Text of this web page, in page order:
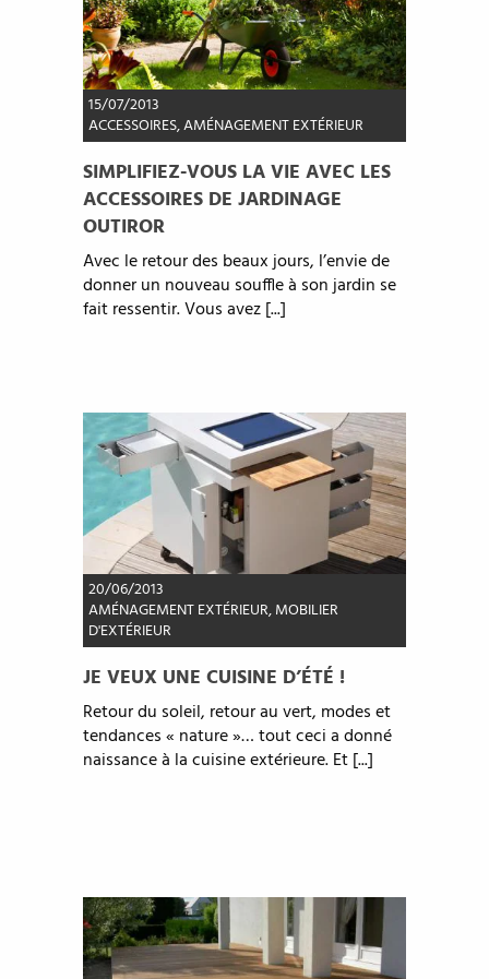
15/07/2013
ACCESSOIRES,AMÉNAGEMENT EXTÉRIEUR
SIMPLIFIEZ-VOUS LA VIE AVEC LES
ACCESSOIRES DE JARDINAGE
OUTIROR
Avec le retour des beaux jours, l’envie de
donner un nouveau souffle à son jardin se
fait ressentir. Vous avez [...]
20/06/2013
AMÉNAGEMENT EXTÉRIEUR,MOBILIER
D'EXTÉRIEUR
JE VEUX UNE CUISINE D’ÉTÉ !
Retour du soleil, retour au vert, modes et
tendances « nature »… tout ceci a donné
naissance à la cuisine extérieure. Et [...]